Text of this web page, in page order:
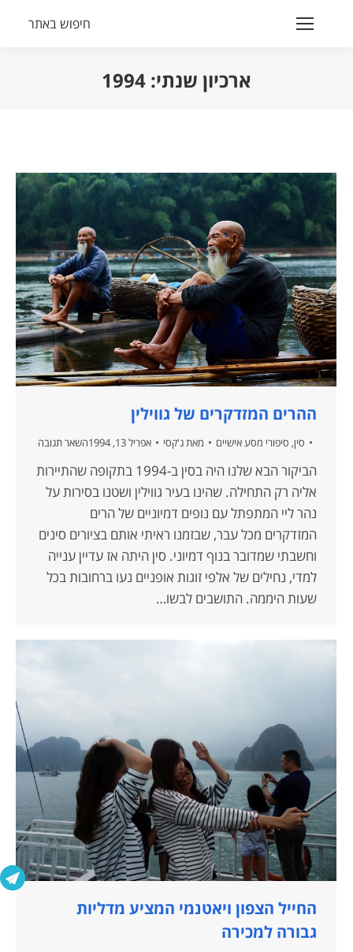
Search:
חיפוש באתר
ארכיון שנתי: 1994
ההרים המזדקרים של גווילין
סין, סיפורי מסע אישיים מאתג'קסי אפריל 13, 1994 השאר תגובה
הביקור הבא שלנו היה בסין ב-1994 בתקופה שהתיירות
אליה רק התחילה. שהינו בעיר גווילין ושטנו בסירות על
נהר ליי המתפתל עם נופים דמיוניים של הרים
המזדקרים מכל עבר, שבזמנו ראיתי אותם בציורים סינים
וחשבתי שמדובר בנוף דמיוני. סין היתה אז עדיין ענייה
למדי, נחילים של אלפי זוגות אופניים נעו ברחובות בכל
שעות היממה. התושבים לבשו…
החייל הצפון ויאטנמי המציע מדליות
גבורה למכירה